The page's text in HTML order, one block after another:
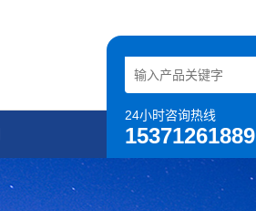
24小时咨询热线
15371261889